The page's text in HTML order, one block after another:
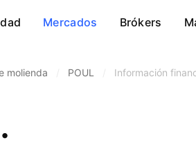
Mercados Brókers
molienda POUL Información